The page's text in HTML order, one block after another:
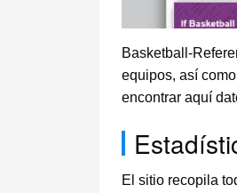
Basketball-
equipos, así
encontrar aquí
El sitio recopila